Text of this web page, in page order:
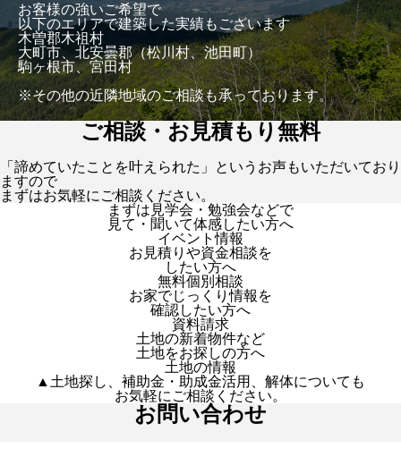
お客様の強いご希望で
以下のエリアで建築した実績もございます
木曽郡木祖村
大町市、北安曇郡（松川村、池田町）
駒ヶ根市、宮田村
※その他の近隣地域のご相談も承っております。
ご相談・お見積もり無料
「諦めていたことを叶えられた」というお声もいただいており
ますので
まずはお気軽にご相談ください。
まずは見学会・勉強会などで
見て・聞いて体感したい方へ
イベント情報
お見積りや資金相談を
したい方へ
無料個別相談
お家でじっくり情報を
確認したい方へ
資料請求
土地の新着物件など
土地をお探しの方へ
土地の情報
▲土地探し、補助金・助成金活用、解体についても
お気軽にご相談ください。
お問い合わせ